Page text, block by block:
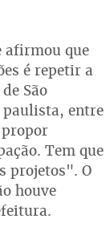
afirmou que
é repetir a
São
paulista, entre
propor
Tem que
projetos". O
houve